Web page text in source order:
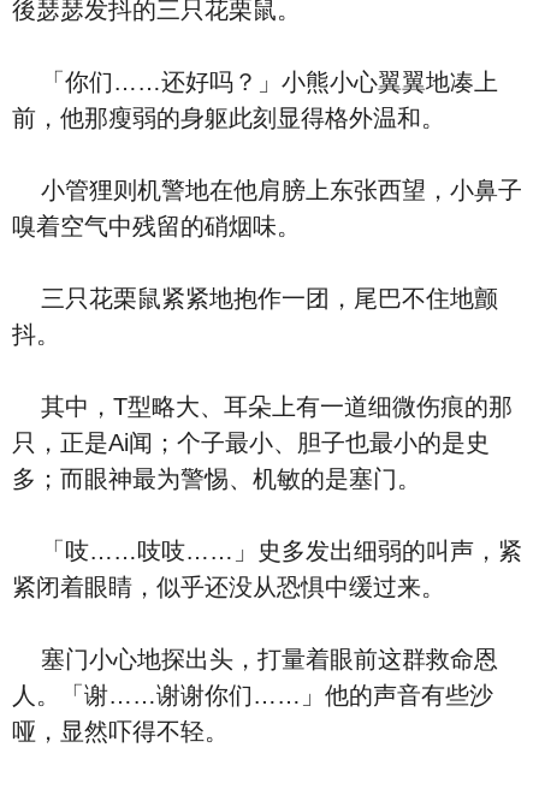
後瑟瑟发抖的三只花栗鼠。
「你们……还好吗？」小熊小心翼翼地凑上
前，他那瘦弱的身躯此刻显得格外温和。
小管狸则机警地在他肩膀上东张西望，小鼻子
嗅着空气中残留的硝烟味。
三只花栗鼠紧紧地抱作一团，尾巴不住地颤
抖。
其中，T型略大、耳朵上有一道细微伤痕的那
只，正是Ai闻；个子最小、胆子也最小的是史
多；而眼神最为警惕、机敏的是塞门。
「吱……吱吱……」史多发出细弱的叫声，紧
紧闭着眼睛，似乎还没从恐惧中缓过来。
塞门小心地探出头，打量着眼前这群救命恩
人。「谢……谢谢你们……」他的声音有些沙
哑，显然吓得不轻。